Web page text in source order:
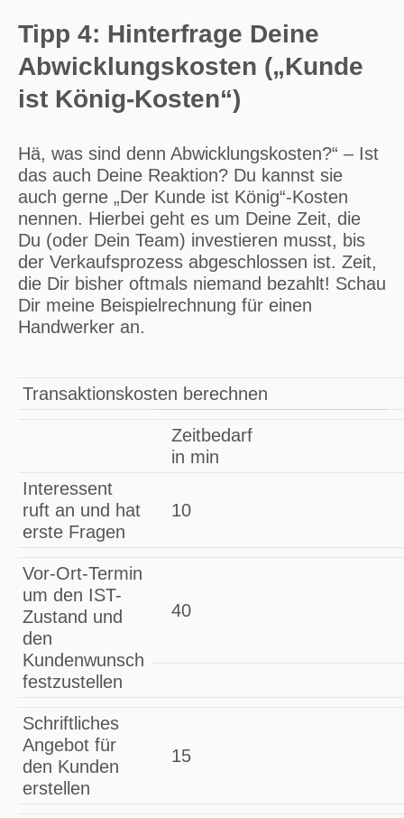
Tipp 4: Hinterfrage Deine
Abwicklungskosten („Kunde
ist König-Kosten“)
Hä, was sind denn Abwicklungskosten?“ – Ist
das auch Deine Reaktion? Du kannst sie
auch gerne „Der Kunde ist König“-Kosten
nennen. Hierbei geht es um Deine Zeit, die
Du (oder Dein Team) investieren musst, bis
der Verkaufsprozess abgeschlossen ist. Zeit,
die Dir bisher oftmals niemand bezahlt! Schau
Dir meine Beispielrechnung für einen
Handwerker an.
Transaktionskosten berechnen
Zeitbedarf
in min
Interessent
ruft an und hat
erste Fragen
10
Vor-Ort-Termin
um den IST-
Zustand und
den
Kundenwunsch
festzustellen
40
Schriftliches
Angebot für
den Kunden
erstellen
15